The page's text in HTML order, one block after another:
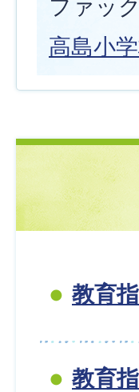
ファッ
高島小
教育
教育